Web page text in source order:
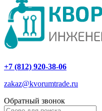
+7 (812) 920-38-06
zakaz@kvorumtrade.ru
Обратный звонок